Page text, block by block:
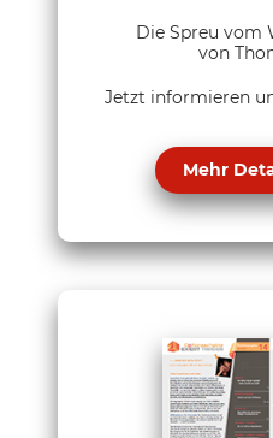
Die Spreu vom
von
Jetzt informieren
Mehr